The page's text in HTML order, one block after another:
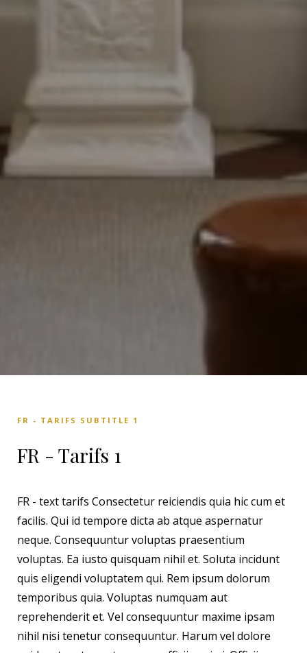
FR - TARIFS SUBTITLE 1
FR - Tarifs 1
FR - text tarifs Consectetur reiciendis quia hic cum et
facilis. Qui id tempore dicta ab atque aspernatur
neque. Consequuntur voluptas praesentium
voluptas. Ea iusto quisquam nihil et. Soluta incidunt
quis eligendi voluptatem qui. Rem ipsum dolorum
temporibus quia. Voluptas numquam aut
reprehenderit et. Vel consequuntur maxime ipsam
nihil nisi tenetur consequuntur. Harum vel dolore